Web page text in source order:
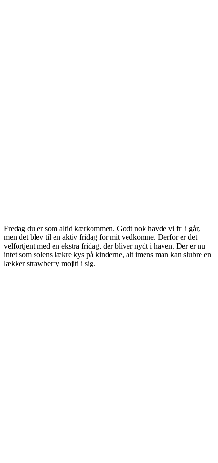
Fredag du er som altid kærkommen. Godt nok havde vi fri i går,
men det blev til en aktiv fridag for mit vedkomne. Derfor er det
velfortjent med en ekstra fridag, der bliver nydt i haven. Der er nu
intet som solens lækre kys på kinderne, alt imens man kan slubre en
lækker strawberry mojiti i sig.